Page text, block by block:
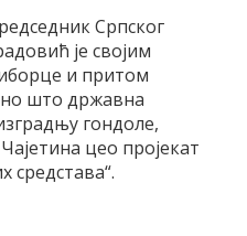
Српског
је својим
и притом
што државна
гондоле,
цео пројекат
средстава“.